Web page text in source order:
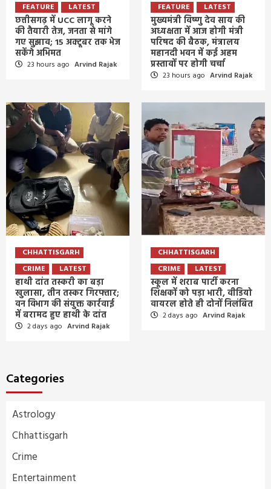
FEATURE
LATEST
छत्तीसगढ़ में UCC लागू करने
की तैयारी तेज, जनता से मांगे
गए सुझाव; 15 अक्टूबर तक भेज
सकेंगे अभिमत
23 hours ago Arvind Rajak
FEATURE
LATEST
मुख्यमंत्री विष्णु देव साय की
अध्यक्षता में आज होगी मंत्री
परिषद की बैठक, मंत्रालय
महानदी भवन में कई अहम
प्रस्तावों पर होगी चर्चा
23 hours ago Arvind Rajak
CHHATTISGARH
CRIME
LATEST
हाथी दांत तस्करी का बड़ा
खुलासा, तीन तस्कर गिरफ्तार;
वन विभाग की संयुक्त कार्रवाई
में बरामद हुए हाथी के दांत
2 days ago Arvind Rajak
CHHATTISGARH
CRIME
LATEST
स्कूल में शराब पार्टी करना
शिक्षकों को पड़ा भारी, वीडियो
वायरल होते ही दोनों निलंबित
2 days ago Arvind Rajak
Categories
Astrology
Chhattisgarh
Crime
Entertainment